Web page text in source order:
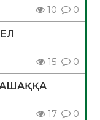
10 0
15 0
17 0